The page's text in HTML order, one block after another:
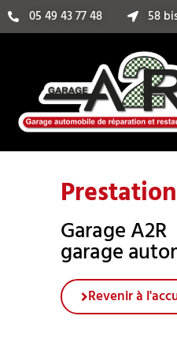
05 49 43 77 48 58
Garage A2R
garage
Revenir à